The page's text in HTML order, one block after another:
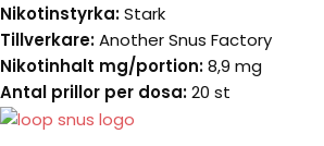
Nikotinstyrka:Stark
Tillverkare:Another Snus Factory
Nikotinhalt mg/portion:8,9 mg
Antal prillor per dosa:20 st